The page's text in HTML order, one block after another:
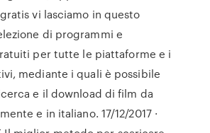
vi lasciamo in questo
di programmi e
per tutte le piattaforme e i
mediante i quali è possibile
e il download di film da
e in italiano. 17/12/2017 ·